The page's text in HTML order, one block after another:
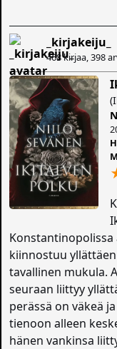
_kirjakeiju_
468 kirjaa, 398
kiinnostuu
tavallinen mukula.
seuraan liittyy
perässä on väkeä
tienoon alleen
hänen vankinsa